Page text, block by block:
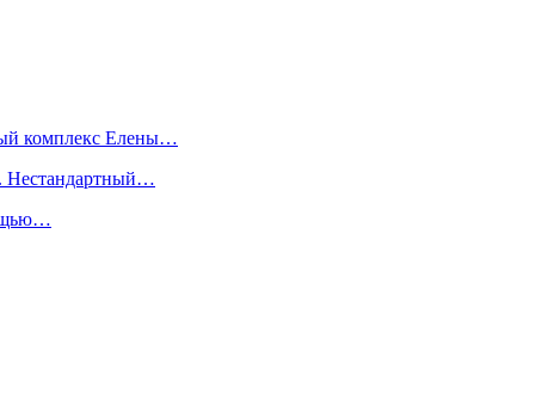
комплекс Елены…
Нестандартный…